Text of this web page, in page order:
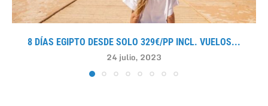
8 DÍAS EGIPTO DESDE SOLO 329€/PP INCL. VUELOS...
24 julio, 2023